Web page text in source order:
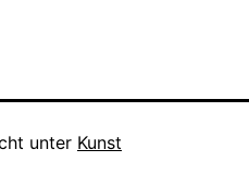
unter Kunst